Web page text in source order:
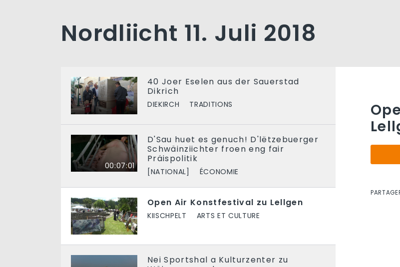
Nordliicht 11. Juli 2018
40 Joer Eselen aus der Sauerstad
Dikrich
DIEKIRCH TRADITIONS
00:07:01
D'Sau huet es genuch! D'lëtzebuerger
Schwäinziichter froen eng fair
Präispolitik
[NATIONAL] ÉCONOMIE
Open Air Konstfestival zu Lellgen
KIISCHPELT ARTS ET CULTURE
Nei Sportshal a Kulturzenter zu